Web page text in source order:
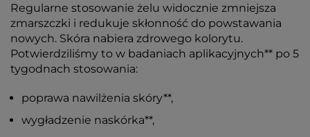
Regularne stosowanie żelu widocznie zmniejsza
zmarszczki i redukuje skłonność do powstawania
nowych. Skóra nabiera zdrowego kolorytu.
Potwierdziliśmy to w badaniach aplikacyjnych** po 5
tygodnach stosowania:
poprawa nawilżenia skóry**,
wygładzenie naskórka**,